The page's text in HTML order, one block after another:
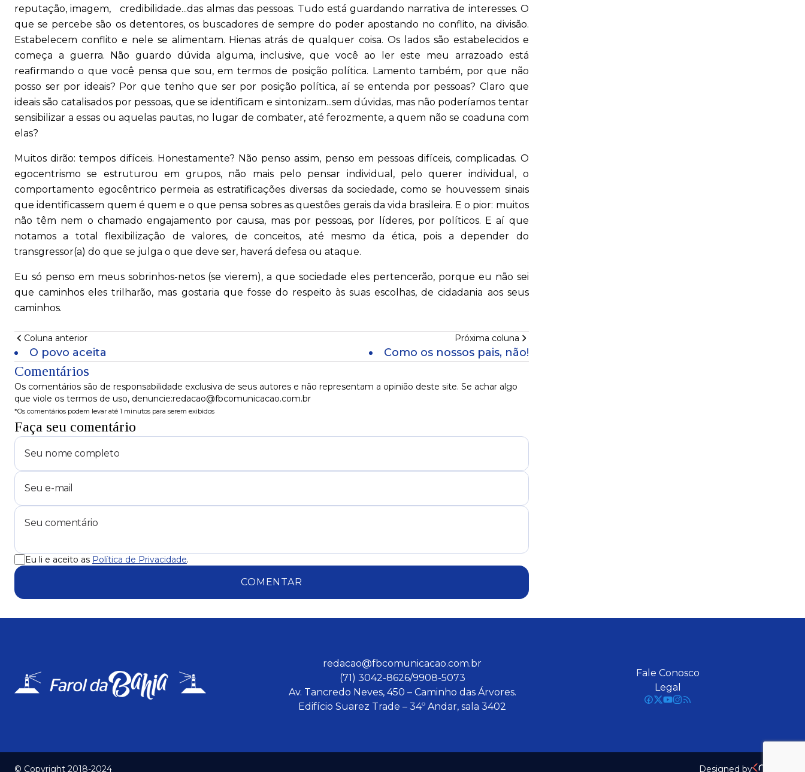
reputação, imagem, credibilidade...das almas das pessoas. Tudo está guardando narrativa de interesses. O
que se percebe são os detentores, os buscadores de sempre do poder apostando no conflito, na divisão.
Estabelecem conflito e nele se alimentam. Hienas atrás de qualquer coisa. Os lados são estabelecidos e
começa a guerra. Não guardo dúvida alguma, inclusive, que você ao ler este meu arrazoado está
reafirmando o que você pensa que sou, em termos de posição política. Lamento também, por que não
posso ser por ideais? Por que tenho que ser por posição política, aí se entenda por pessoas? Claro que
ideais são catalisados por pessoas, que se identificam e sintonizam...sem dúvidas, mas não poderíamos tentar
sensibilizar a essas ou aquelas pautas, no lugar de combater, até ferozmente, a quem não se coaduna com
elas?
Muitos dirão: tempos difíceis. Honestamente? Não penso assim, penso em pessoas difíceis, complicadas. O
egocentrismo se estruturou em grupos, não mais pelo pensar individual, pelo querer individual, o
comportamento egocêntrico permeia as estratificações diversas da sociedade, como se houvessem sinais
que identificassem quem é quem e o que pensa sobres as questões gerais da vida brasileira. E o pior: muitos
não têm nem o chamado engajamento por causa, mas por pessoas, por líderes, por políticos. E aí que
notamos a total flexibilização de valores, de conceitos, até mesmo da ética, pois a depender do
transgressor(a) do que se julga o que deve ser, haverá defesa ou ataque.
Eu só penso em meus sobrinhos-netos (se vierem), a que sociedade eles pertencerão, porque eu não sei
que caminhos eles trilharão, mas gostaria que fosse do respeito às suas escolhas, de cidadania aos seus
caminhos.
Coluna anterior
O povo aceita
Próxima coluna
Como os nossos pais, não!
Comentários
Os comentários são de responsabilidade exclusiva de seus autores e não representam a opinião deste site. Se achar algo
que viole os termos de uso, denuncie:redacao@fbcomunicacao.com.br
*Os comentários podem levar até 1 minutos para serem exibidos
Faça seu comentário
Eu li e aceito as Política de Privacidade.
COMENTAR
redacao@fbcomunicacao.com.br
(71) 3042-8626/9908-5073
Av. Tancredo Neves, 450 – Caminho das Árvores.
Edifício Suarez Trade – 34º Andar, sala 3402
Fale Conosco
Legal
© Copyright 2018-2024 Designed by